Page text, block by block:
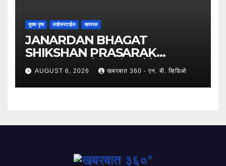
मुख्य पृष्ठ लाईफस्टाईल व्हायरल
JANARDAN BHAGAT
SHIKSHAN PRASARAK
SANSTHA: जेबीएसपी संस्थेचे मुख्य
प्रशासकीय कार्यालय आणि अत्याधुनिक मूट
कोर्टचे थाटात लोकार्पण !
AUGUST 6, 2026 खबरबात 360 - एन. बी. व्हिडिओ